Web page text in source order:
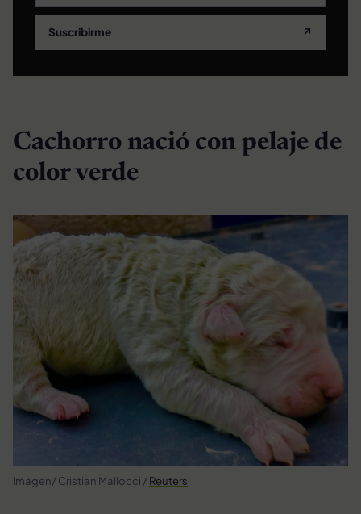
Suscribirme ↗
Cachorro nació con pelaje de
color verde
Imagen/ Cristian Mallocci / Reuters